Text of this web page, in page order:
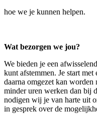
hoe we je kunnen helpen.
Wat bezorgen we jou?
We bieden je een
kunt afstemmen. Je start
daarna omgezet kan
minder uren werken dan bij
nodigen wij je van harte uit
in gesprek over de